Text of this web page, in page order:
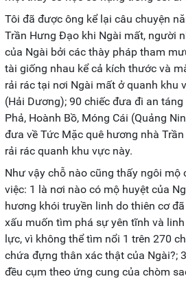
Tôi đã được ông kể lại câu chuyện
Trần Hưng Đạo khi Ngài mất, người
của Ngài bởi các thày pháp tham
tài giống nhau kể cả kích thước và
rải rác tại nơi Ngài mất ở quanh khu
(Hải Dương); 90 chiếc đưa đi an
Phả, Hoành Bồ, Móng Cái (Quảng
đưa về Tức Mặc quê hương nhà
rải rác quanh khu vực này.
Như vậy chỗ nào cũng thấy ngôi mộ
việc: 1 là nơi nào có mộ huyệt của
hương khói truyền linh do thiên cơ
xấu muốn tìm phá sự yên tĩnh và
lực, vì không thể tìm nổi 1 trên 270
chứa đựng thân xác thật của Ngài?;
đều cụm theo ứng cung của chòm